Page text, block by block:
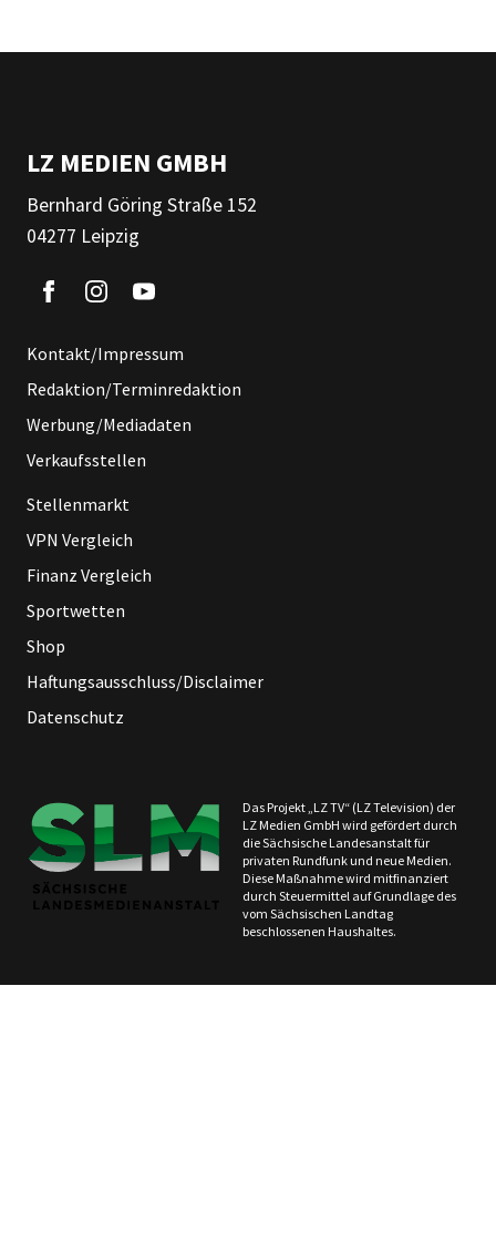
LZ MEDIEN GMBH
Bernhard Göring Straße 152
04277 Leipzig
Kontakt/Impressum
Redaktion/Terminredaktion
Werbung/Mediadaten
Verkaufsstellen
Stellenmarkt
VPN Vergleich
Finanz Vergleich
Sportwetten
Shop
Haftungsausschluss/Disclaimer
Datenschutz
Das Projekt „LZ TV“ (LZ Television) der
LZ Medien GmbH wird gefördert durch
die Sächsische Landesanstalt für
privaten Rundfunk und neue Medien.
Diese Maßnahme wird mitfinanziert
durch Steuermittel auf Grundlage des
vom Sächsischen Landtag
beschlossenen Haushaltes.